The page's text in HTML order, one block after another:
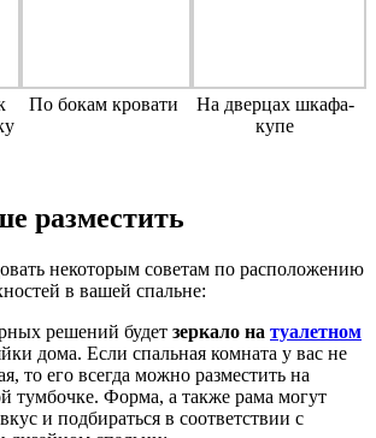
По бокам кровати
На дверцах шкафа-
купе
разместить
некоторым советам по расположению
в вашей спальне:
решений будет зеркало на туалетном
дома. Если спальная комната у вас не
то его всегда можно разместить на
тумбочке. Форма, а также рама могут
и подбираться в соответствии с